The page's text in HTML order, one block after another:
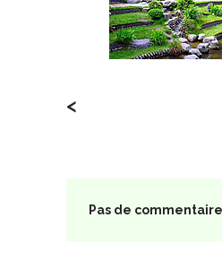
<
Pas de commentaire